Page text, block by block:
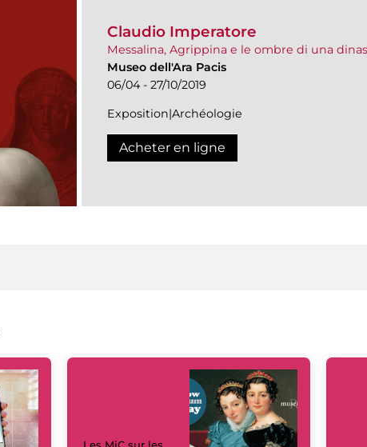
Claudio Imperatore
Messalina, Agrippina e le ombre di una
Museo dell'Ara Pacis
06/04 - 27/10/2019
Exposition|Archéologie
Acheter en ligne
Les MiC sur les